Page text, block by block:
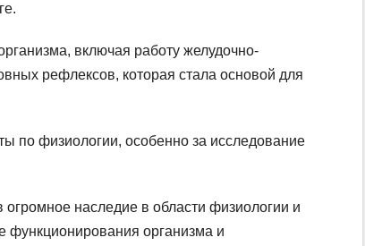
включая работу желудочно-
рефлексов, которая стала основой для
по физиологии, особенно за исследование
наследие в области физиологии и
функционирования организма и